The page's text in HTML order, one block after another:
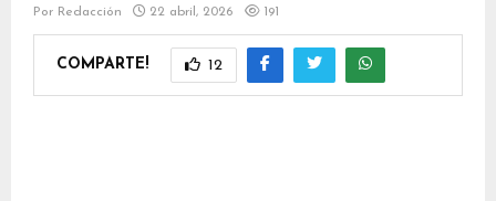
Por Redacción 22 abril, 2026 191
COMPARTE! 12